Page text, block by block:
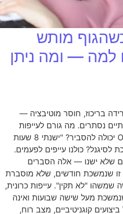
מותש
למה — ומה ניתן
בריכוז, חוסר מוטיבציה —
נסתרים. מה גורם לעייפות
כרונית ומה בדיקת OligoCheck יכולה להסביר? "ישנתי 8 שעות
לסיגנל? כולנו עייפים לפעמים.
שלא ישנו — אלה הסברים
זו שנמשכת חודשים, שלא מוסברת
שמשהו "לא תקין". עייפות כרונית,
מעל שישה שבועות ואינה
קוגניטיביים, מצב רוח,